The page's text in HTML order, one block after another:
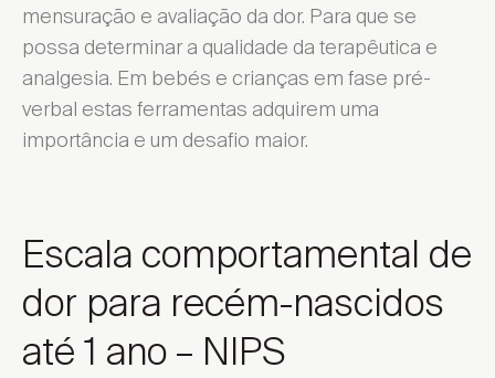
mensuração e avaliação da dor. Para que se
possa determinar a qualidade da terapêutica e
analgesia. Em bebés e crianças em fase pré-
verbal estas ferramentas adquirem uma
importância e um desafio maior.
Escala comportamental de
dor para recém-nascidos
até 1 ano – NIPS